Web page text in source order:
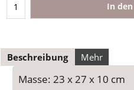
In
Beschreibung Mehr
Masse: 23 x 27 x 10 cm